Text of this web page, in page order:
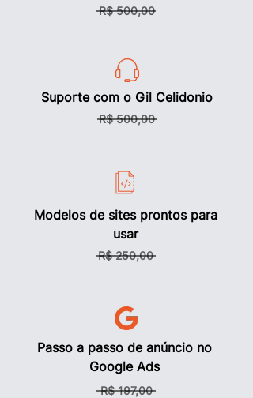
R$ 500,00
Suporte com o Gil Celidonio
R$ 500,00
Modelos de sites prontos para
usar
R$ 250,00
Passo a passo de anúncio no
Google Ads
R$ 197,00